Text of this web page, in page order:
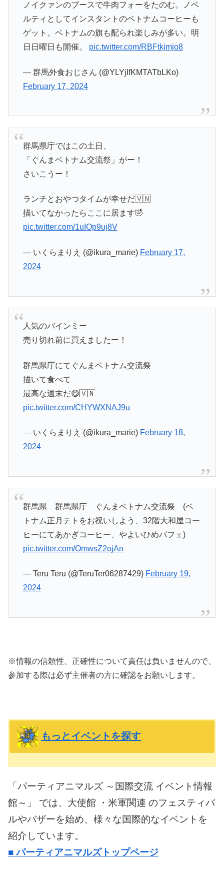
ノイクァンのブースで牛肉フォーをたのむ。ノベ
ルティとしてインスタントのベトナムコーヒーも
ゲット。ベトナムの旗も配られ楽しみが多い。明
日日曜日も開催。 pic.twitter.com/RBFtkjmjo8
— 群馬外食おじさん (@YLYjIfKMTATbLKo)
February 17, 2024
群馬県庁ではこの土日、
「ぐんまベトナム交流祭」がー！
さいこうー！
ランチとおやつタイムが幸せだ🇻🇳
描いてなかったらここに居ます🤣
pic.twitter.com/1uIOp9uj8V
— いくらまりえ (@ikura_marie) February 17,
2024
人気のバインミー
売り切れ前に買えましたー！
群馬県庁にてぐんまベトナム交流祭
描いて食べて
最高な週末だ😋🇻🇳
pic.twitter.com/CHYWXNAJ9u
— いくらまりえ (@ikura_marie) February 18,
2024
群馬県 群馬県庁 ぐんまベトナム交流祭 (ベ
トナム正月テトをお祝いしよう、32階大和屋コー
ヒーにてあかぎコーヒー、やよいひめパフェ)
pic.twitter.com/OmwsZ2ojAn
— Teru Teru (@TeruTer06287429) February 19,
2024
※情報の信頼性、正確性について責任は負いませんので、
参加する際は必ず主催者の方に確認をお願いします。
もっとイベントを探す
「パーティアニマルズ ～国際交流 イベント情報
館～」 では、大使館 ・米軍関連 のフェスティバ
ルやバザーを始め、様々な国際的なイベントを
紹介しています。
■パーティアニマルズトップページ